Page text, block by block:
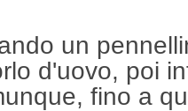
un
d'uovo, poi
fino a